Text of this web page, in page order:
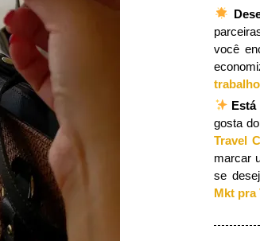
você
Está
gosta
Travel
marcar
se
Mkt pra